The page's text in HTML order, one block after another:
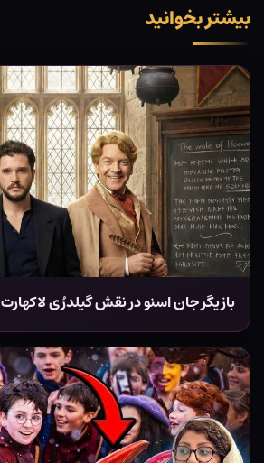
بیشتر بخوانید
بازیگر جان اسنو در نقش گیلدرُی لاکهارت